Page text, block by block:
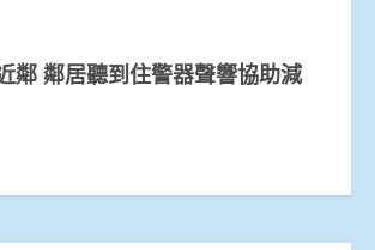
鄰 鄰居聽到住警器聲響協助減